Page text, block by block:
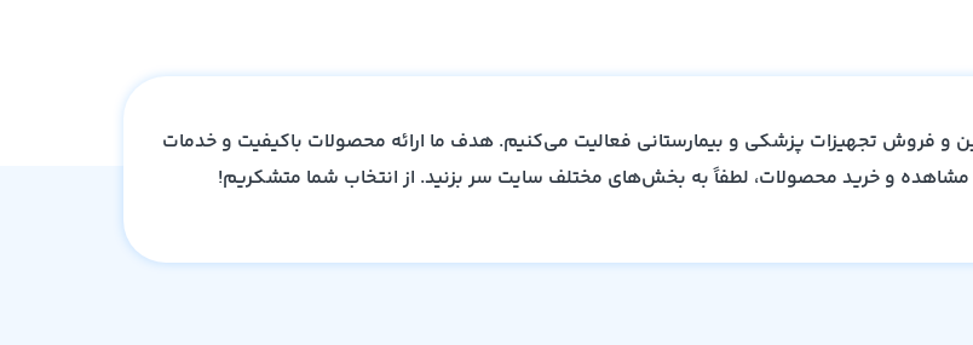
و فروش تجهیزات پزشکی و بیمارستانی فعالیت می‌کنیم. هدف ما ارائه محصولات باکیفیت و خدمات
و خرید محصولات، لطفاً به بخش‌های مختلف سایت سر بزنید. از انتخاب شما متشکریم!